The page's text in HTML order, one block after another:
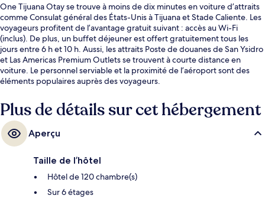
One Tijuana Otay se trouve à moins de dix minutes en voiture d’attraits
comme Consulat général des États-Unis à Tijuana et Stade Caliente. Les
voyageurs profitent de l’avantage gratuit suivant : accès au Wi-Fi
(inclus). De plus, un buffet déjeuner est offert gratuitement tous les
jours entre 6 h et 10 h. Aussi, les attraits Poste de douanes de San Ysidro
et Las Americas Premium Outlets se trouvent à courte distance en
voiture. Le personnel serviable et la proximité de l’aéroport sont des
éléments populaires auprès des voyageurs.
Plus de détails sur cet hébergement
Aperçu
Taille de l’hôtel
Hôtel de 120 chambre(s)
Sur 6 étages